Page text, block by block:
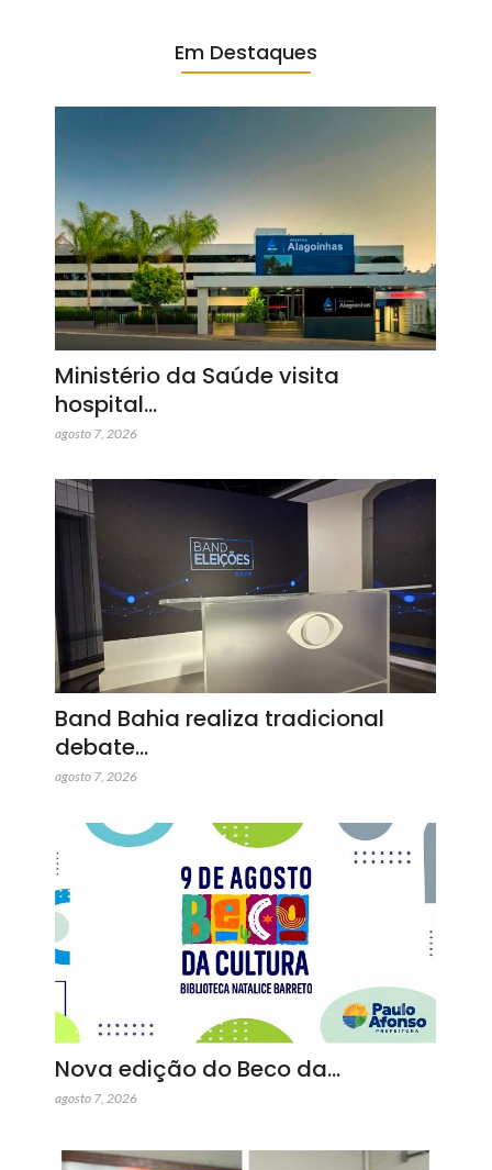
Em Destaques
Ministério da Saúde visita
hospital…
agosto 7, 2026
Band Bahia realiza tradicional
debate…
agosto 7, 2026
Nova edição do Beco da…
agosto 7, 2026